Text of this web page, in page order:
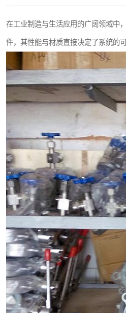
在工业制造与生活应用的广阔领域中
件，其性能与材质直接决定了系统的